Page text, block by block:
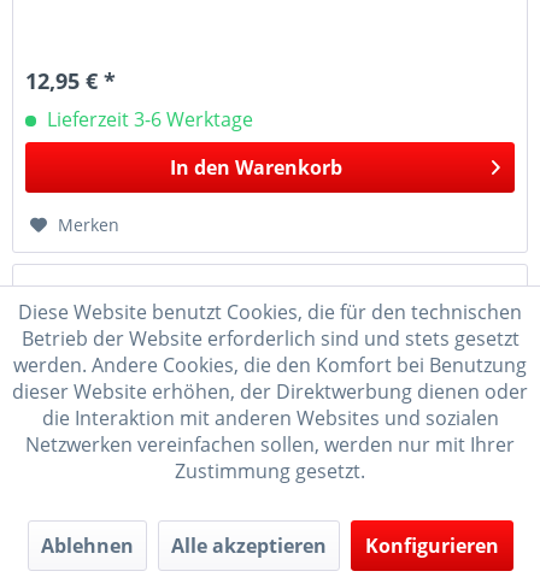
12,95 € *
Lieferzeit 3-6 Werktage
In den Warenkorb
Merken
Diese Website benutzt Cookies, die für den technischen
Betrieb der Website erforderlich sind und stets gesetzt
werden. Andere Cookies, die den Komfort bei Benutzung
dieser Website erhöhen, der Direktwerbung dienen oder
die Interaktion mit anderen Websites und sozialen
Netzwerken vereinfachen sollen, werden nur mit Ihrer
Zustimmung gesetzt.
Ablehnen Alle akzeptieren Konfigurieren